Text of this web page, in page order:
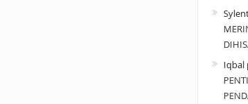
Iqbal